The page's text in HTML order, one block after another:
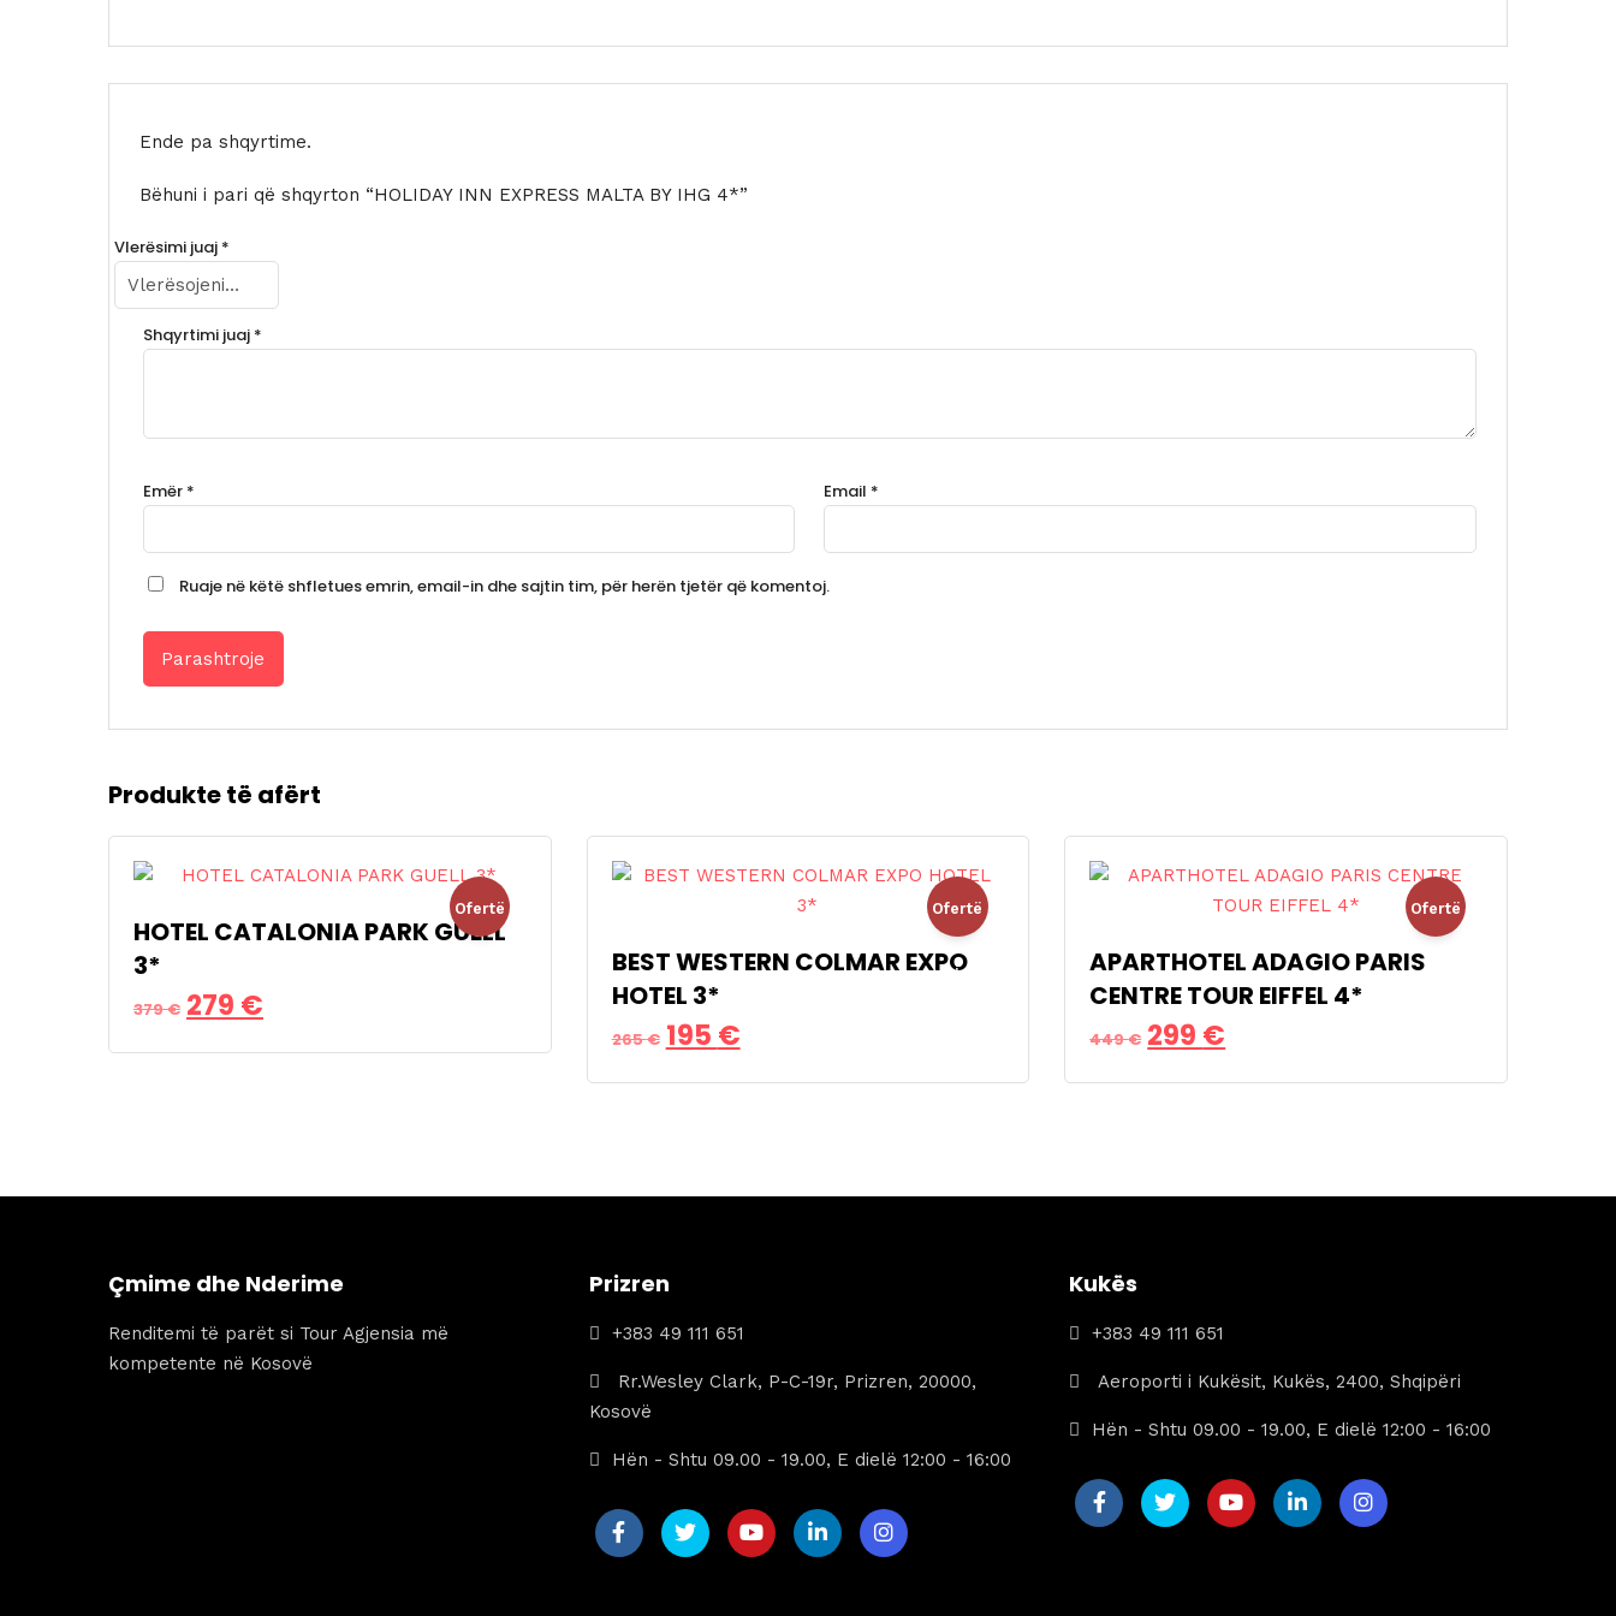
Ende pa shqyrtime.
Bëhuni i pari që shqyrton “HOLIDAY INN EXPRESS MALTA BY IHG 4*”
Vlerësimi juaj *
Shqyrtimi juaj *
Emër * Email *
Ruaje në këtë shfletues emrin, email-in dhe sajtin tim, për herën tjetër që komentoj.
Produkte të afërt
Ofertë
HOTEL CATALONIA PARK GUELL
3*
379€ Çmimi
origjinal
279 €
i
279 €.
Ofertë
!
BEST WESTERN COLMAR EXPO
HOTEL 3*
265€ Çmimi
origjinal
195 €Çmimi
i
Ofertë
APARTHOTEL ADAGIO PARIS
CENTRE TOUR EIFFEL 4*
449€ Çmimi
origjinal
299 €
i
Çmime dhe Nderime
Renditemi të parët si Tour Agjensia më
kompetente në Kosovë
Prizren
+383 49 111 651
Rr.Wesley Clark, P-C-19r, Prizren, 20000,
Kosovë
Hën - Shtu 09.00 - 19.00, E dielë 12:00 - 16:00
Kukës
+383 49 111 651
Aeroporti i Kukësit, Kukës, 2400, Shqipëri
Hën - Shtu 09.00 - 19.00, E dielë 12:00 - 16:00